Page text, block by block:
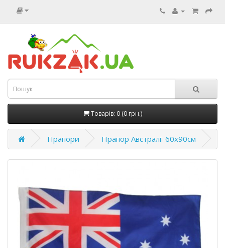
Товарів: 0 (0 грн.)
Прапори Прапор Австралії 60х90см